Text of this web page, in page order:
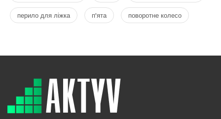
перило для ліжка п'ята поворотне колесо